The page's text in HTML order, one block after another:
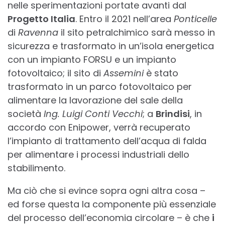
nelle sperimentazioni portate avanti dal
Progetto Italia. Entro il 2021 nell’area Ponticelle
di Ravenna il sito petralchimico sarà messo in
sicurezza e trasformato in un’isola energetica
con un impianto FORSU e un impianto
fotovoltaico; il sito di Asseminiè stato
trasformato in un parco fotovoltaico per
alimentare la lavorazione del sale della
società Ing. Luigi Conti Vecchi; a Brindisi, in
accordo con Enipower, verrà recuperato
l’impianto di trattamento dell’acqua di falda
per alimentare i processi industriali dello
stabilimento.
Ma ciò che si evince sopra ogni altra cosa –
ed forse questa la componente più essenziale
del processo dell’economia circolare – è che i